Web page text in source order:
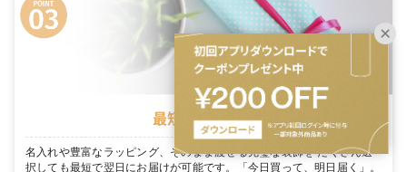
最短翌日お届け
名入れや豊富なラッピング、そのまま渡せる完璧な装飾を たくさん選
択しても最短で翌日にお届けが可能です。「今日買って、明日届く」。